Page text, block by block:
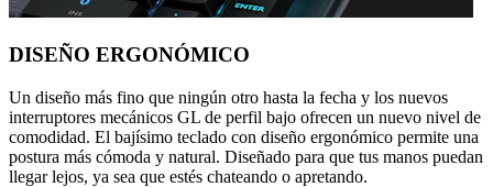
DISEÑO ERGONÓMICO
Un diseño más fino que ningún otro hasta la fecha y los nuevos
interruptores mecánicos GL de perfil bajo ofrecen un nuevo nivel de
comodidad. El bajísimo teclado con diseño ergonómico permite una
postura más cómoda y natural. Diseñado para que tus manos puedan
llegar lejos, ya sea que estés chateando o apretando.